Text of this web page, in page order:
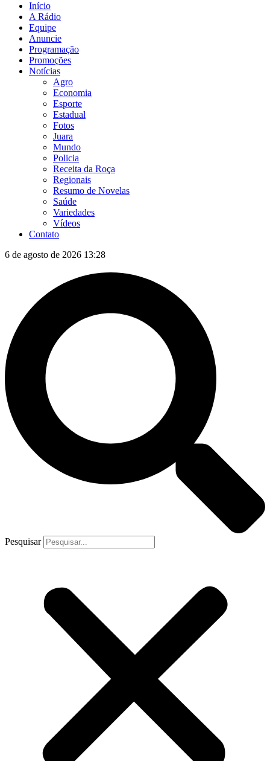
Início
A Rádio
Equipe
Anuncie
Programação
Promoções
Notícias
Agro
Economia
Esporte
Estadual
Fotos
Juara
Mundo
Policia
Receita da Roça
Regionais
Resumo de Novelas
Saúde
Variedades
Vídeos
Contato
6 de agosto de 2026 13:28
Pesquisar